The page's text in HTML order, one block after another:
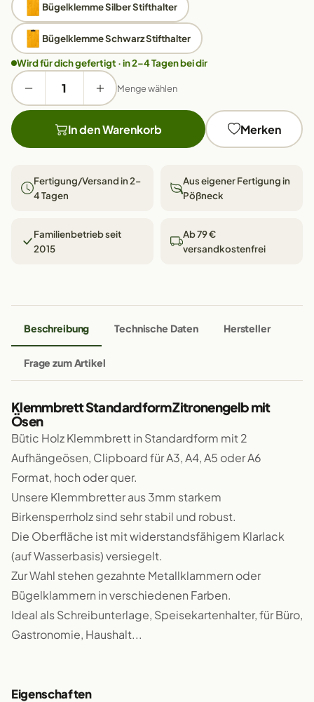
Bügelklemme Silber Stifthalter
Bügelklemme Schwarz Stifthalter
Wird für dich gefertigt · in 2–4 Tagen bei dir
Menge wählen
In den Warenkorb Merken
Fertigung/Versand in 2–
4 Tagen
Aus eigener Fertigung in
Pößneck
Familienbetrieb seit
2015
Ab 79 €
versandkostenfrei
Beschreibung Technische Daten Hersteller
Frage zum Artikel
Klemmbrett Standardform Zitronengelb mit
Ösen
Bütic Holz Klemmbrett in Standardform mit 2
Aufhängeösen, Clipboard für A3, A4, A5 oder A6
Format, hoch oder quer.
Unsere Klemmbretter aus 3mm starkem
Birkensperrholz sind sehr stabil und robust.
Die Oberfläche ist mit widerstandsfähigem Klarlack
(auf Wasserbasis) versiegelt.
Zur Wahl stehen gezahnte Metallklammern oder
Bügelklammern in verschiedenen Farben.
Ideal als Schreibunterlage, Speisekartenhalter, für Büro,
Gastronomie, Haushalt...
Eigenschaften